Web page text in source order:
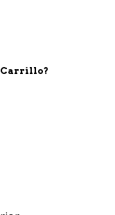
Carrillo?